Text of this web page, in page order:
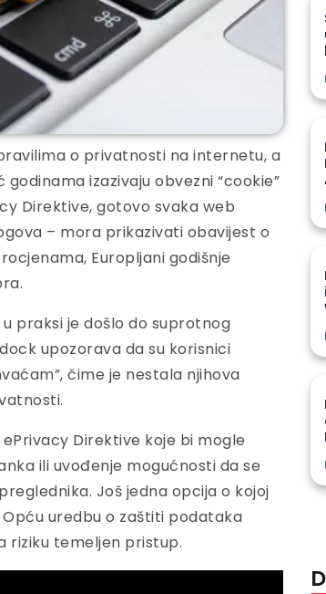
o privatnosti na internetu, a
izazivaju obvezni “cookie”
Direktive, gotovo svaka web
– mora prikazivati obavijest o
Europljani godišnje
praksi je došlo do suprotnog
upozorava da su korisnici
čime je nestala njihova
Direktive koje bi mogle
ili uvođenje mogućnosti da se
Još jedna opcija o kojoj
uredbu o zaštiti podataka
riziku temeljen pristup.